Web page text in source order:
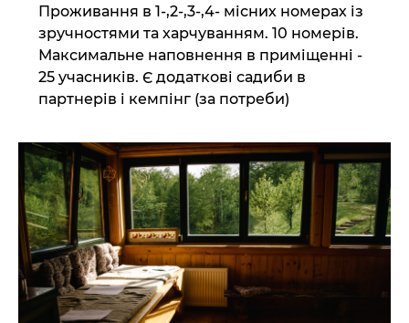
Проживання в 1-,2-,3-,4- місних номерах із
зручностями та харчуванням. 10 номерів.
Максимальне наповнення в приміщенні -
25 учасників. Є додаткові садиби в
партнерів і кемпінг (за потреби)